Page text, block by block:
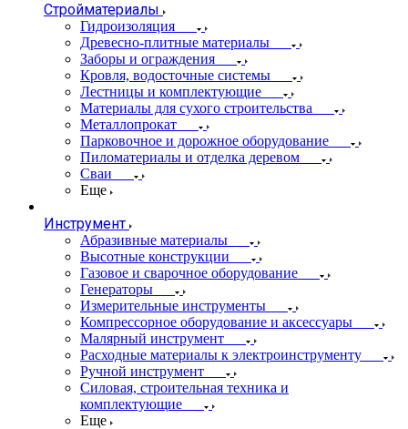
Стройматериалы
Гидроизоляция
Древесно-плитные материалы
Заборы и ограждения
Кровля, водосточные системы
Лестницы и комплектующие
Материалы для сухого строительства
Металлопрокат
Парковочное и дорожное оборудование
Пиломатериалы и отделка деревом
Сваи
Еще
Инструмент
Абразивные материалы
Высотные конструкции
Газовое и сварочное оборудование
Генераторы
Измерительные инструменты
Компрессорное оборудование и аксессуары
Малярный инструмент
Расходные материалы к электроинструменту
Ручной инструмент
Силовая, строительная техника и
комплектующие
Еще